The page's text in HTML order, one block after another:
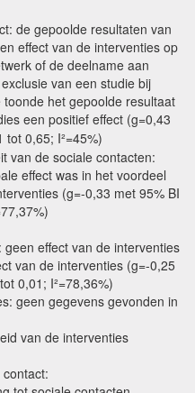
de gepoolde resultaten van
effect van de interventies op
of de deelname aan
van een studie bij
het gepoolde resultaat
een positief effect (g=0,43
tot 0,65; I²=45%)
van de sociale contacten:
effect was in het voordeel
(g=-0,33 met 95% BI
effect van de interventies
van de interventies (g=-0,25
0,01; I²=78,36%)
geen gegevens gevonden in
van de interventies